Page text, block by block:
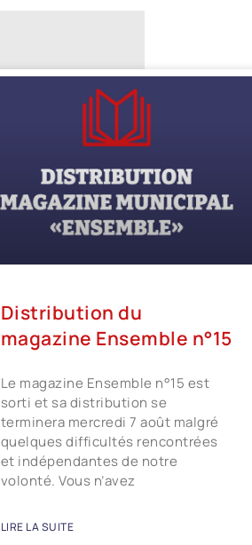
Distribution du
magazine Ensemble n°15
Le magazine Ensemble n°15 est
sorti et sa distribution se
terminera mercredi 7 août malgré
quelques difficultés rencontrées
et indépendantes de notre
volonté. Vous n’avez
LIRE LA SUITE